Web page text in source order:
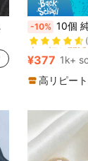
日常生活やショッピングに最適 -10% 10個 純手作り プレスオンネイル キャンディーカラー ドーパミン カートゥーン
売り切れ間
売り切れ間
売り切れ間
売り切れ間
¥377 1k+
高リピー